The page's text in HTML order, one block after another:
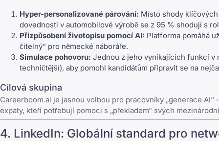
Hyper-personalizované párování: Místo shody
dovednosti v automobilové výrobě se z 95 % shodují s
Přizpůsobení životopisu pomocí AI: Platforma pomáhá
čitelný“ pro německé náboráře.
Simulace pohovoru: Jednou z jeho vynikajících funkcí v
techničtější), aby pomohl kandidátům připravit se na
Cílová skupina
Careerboom.ai je jasnou volbou pro pracovníky „generace
expaty, kteří potřebují pomoci s „překladem“ svých
4. LinkedIn: Globální standard pro